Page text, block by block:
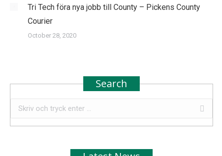
Tri Tech föra nya jobb till County – Pickens County
Courier
October 28, 2020
Search
Search: